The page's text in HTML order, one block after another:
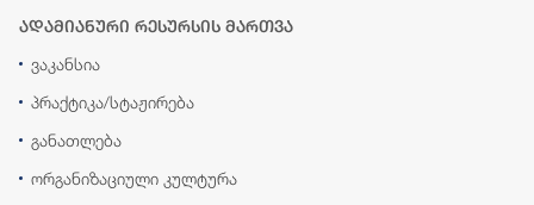
ადამიანური რესურსის მართვა
ვაკანსია
პრაქტიკა/სტაჟირება
განათლება
ორგანიზაციული კულტურა